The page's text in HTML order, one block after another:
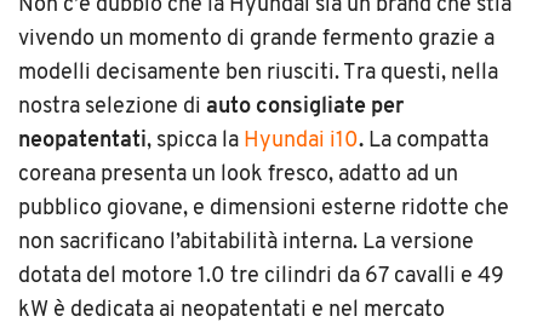
Non c’è dubbio che la Hyundai sia un brand che stia
vivendo un momento di grande fermento grazie a
modelli decisamente ben riusciti. Tra questi, nella
nostra selezione di auto consigliate per
neopatentati, spicca la Hyundai i10. La compatta
coreana presenta un look fresco, adatto ad un
pubblico giovane, e dimensioni esterne ridotte che
non sacrificano l’abitabilità interna. La versione
dotata del motore 1.0 tre cilindri da 67 cavalli e 49
kW è dedicata ai neopatentati e nel mercato